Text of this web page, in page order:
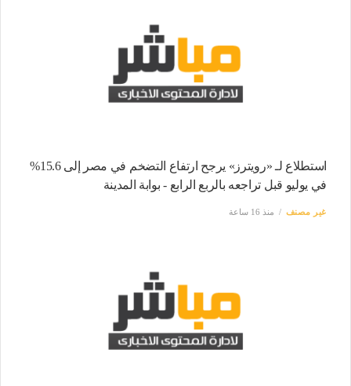
استطلاع لـ «رويترز» يرجح ارتفاع التضخم في مصر إلى 15.6%
في يوليو قبل تراجعه بالربع الرابع - بوابة المدينة
غير مصنف منذ 16 ساعة